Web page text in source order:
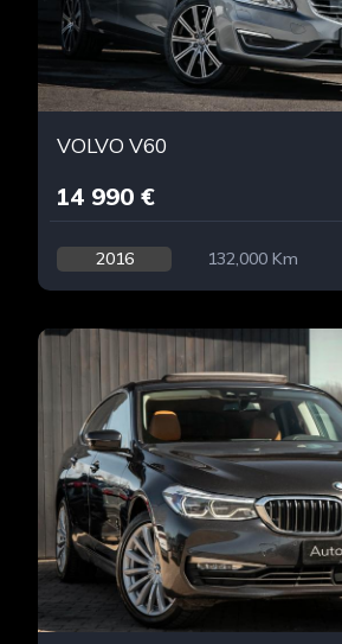
VOLVO V60
14 990 €
2016 132,000 Km